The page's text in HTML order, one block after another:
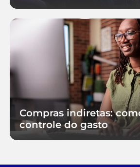
Compras indiretas:
controle do gasto